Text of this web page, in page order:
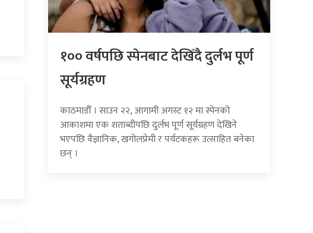
१०० वर्षपछि स्पेनबाट देखिँदै दुर्लभ पूर्ण
सूर्यग्रहण
काठमाडौँ । साउन २२, आगामी अगस्ट १२ मा स्पेनको
आकाशमा एक शताब्दीपछि दुर्लभ पूर्ण सूर्यग्रहण देखिने
भएपछि वैज्ञानिक, खगोलप्रेमी र पर्यटकहरू उत्साहित बनेका
छन् ।